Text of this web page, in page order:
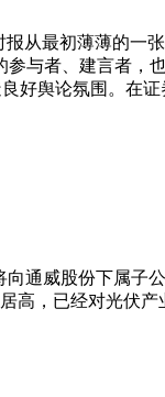
从最初薄薄的一
与者、建言者，
好舆论氛围。在
通威股份下属子
已经对光伏产